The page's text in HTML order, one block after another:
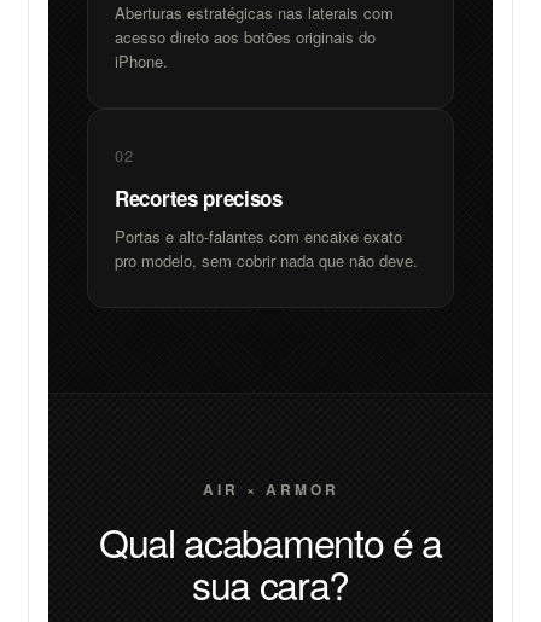
Aberturas estratégicas nas laterais com
acesso direto aos botões originais do
iPhone.
02
Recortes precisos
Portas e alto-falantes com encaixe exato
pro modelo, sem cobrir nada que não deve.
AIR × ARMOR
Qual acabamento é a
sua cara?